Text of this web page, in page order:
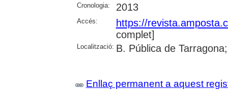
Cronologia: 2013
Accés:
https://
complet]
Localització: B. Pública de
Enllaç permanent a aquest